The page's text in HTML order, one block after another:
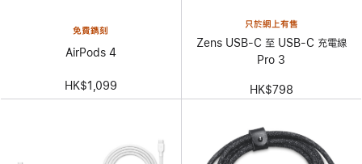
免費鐫刻
AirPods 4
HK$1,099
只於網上有售
Zens USB-C 至 USB-C 充電線
Pro 3
HK$798